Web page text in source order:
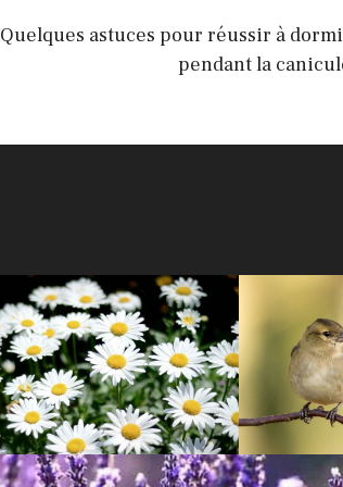
Quelques astuces pour réussir à
pendant la